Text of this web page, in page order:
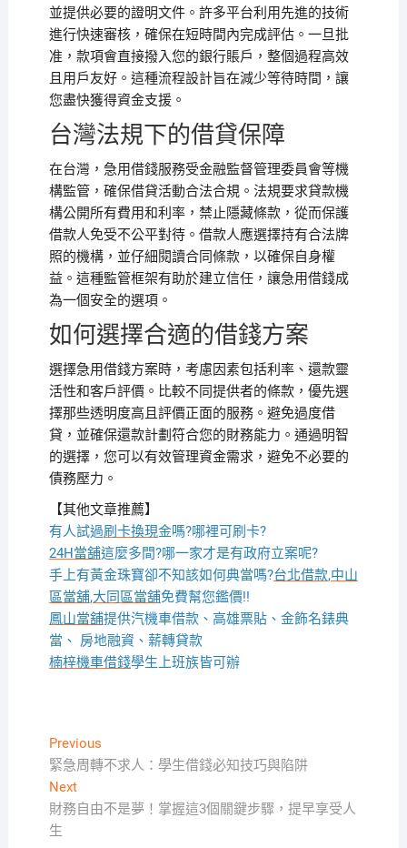
並提供必要的證明文件。許多平台利用先進的技術
進行快速審核，確保在短時間內完成評估。一旦批
准，款項會直接撥入您的銀行賬戶，整個過程高效
且用戶友好。這種流程設計旨在減少等待時間，讓
您盡快獲得資金支援。
台灣法規下的借貸保障
在台灣，急用借錢服務受金融監督管理委員會等機
構監管，確保借貸活動合法合規。法規要求貸款機
構公開所有費用和利率，禁止隱藏條款，從而保護
借款人免受不公平對待。借款人應選擇持有合法牌
照的機構，並仔細閱讀合同條款，以確保自身權
益。這種監管框架有助於建立信任，讓急用借錢成
為一個安全的選項。
如何選擇合適的借錢方案
選擇急用借錢方案時，考慮因素包括利率、還款靈
活性和客戶評價。比較不同提供者的條款，優先選
擇那些透明度高且評價正面的服務。避免過度借
貸，並確保還款計劃符合您的財務能力。通過明智
的選擇，您可以有效管理資金需求，避免不必要的
債務壓力。
【其他文章推薦】
有人試過刷卡換現金嗎?哪裡可刷卡?
24H當舖這麼多間?哪一家才是有政府立案呢?
手上有黃金珠寶卻不知該如何典當嗎?台北借款,中山
區當舖,大同區當舖免費幫您鑑價!!
鳳山當舖提供汽機車借款、高雄票貼、金飾名錶典
當、 房地融資、薪轉貸款
楠梓機車借錢學生上班族皆可辦
文
章
導
覽
PreviousPrevious
post:
緊急周轉不求人：學生借錢必知技巧與陷阱
NextNext
post:
財務自由不是夢！掌握這3個關鍵步驟，提早享受人
生